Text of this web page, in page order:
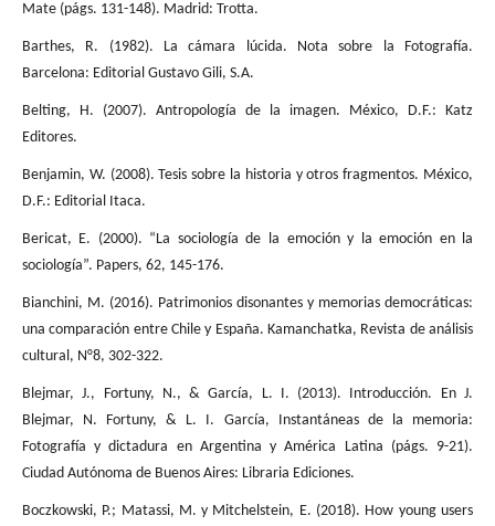
Mate (págs. 131-148). Madrid: Trotta.
Barthes, R. (1982). La cámara lúcida. Nota sobre la Fotografía.
Barcelona: Editorial Gustavo Gili, S.A.
Belting, H. (2007). Antropología de la imagen. México, D.F.: Katz
Editores.
Benjamin, W. (2008). Tesis sobre la historia y otros fragmentos. México,
D.F.: Editorial Itaca.
Bericat, E. (2000). “La sociología de la emoción y la emoción en la
sociología”. Papers, 62, 145-176.
Bianchini, M. (2016). Patrimonios disonantes y memorias democráticas:
una comparación entre Chile y España. Kamanchatka, Revista de análisis
cultural, N°8, 302-322.
Blejmar, J., Fortuny, N., & García, L. I. (2013). Introducción. En J.
Blejmar, N. Fortuny, & L. I. García, Instantáneas de la memoria:
Fotografía y dictadura en Argentina y América Latina (págs. 9-21).
Ciudad Autónoma de Buenos Aires: Libraria Ediciones.
Boczkowski, P.; Matassi, M. y Mitchelstein, E. (2018). How young users